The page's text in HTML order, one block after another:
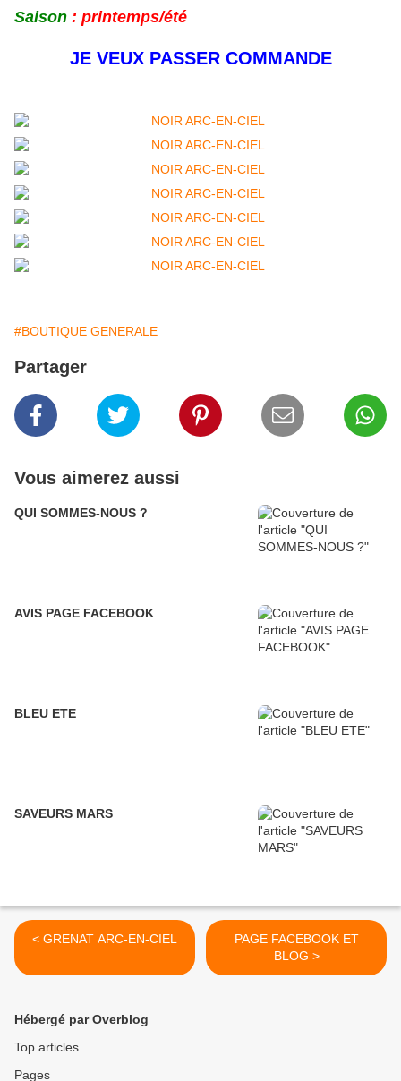
Saison : printemps/été
JE VEUX PASSER COMMANDE
#BOUTIQUE GENERALE
Partager
Vous aimerez aussi
QUI SOMMES-NOUS ?
AVIS PAGE FACEBOOK
BLEU ETE
SAVEURS MARS
< GRENAT ARC-EN-CIEL
PAGE FACEBOOK ET
BLOG >
Hébergé par Overblog
Top articles
Pages